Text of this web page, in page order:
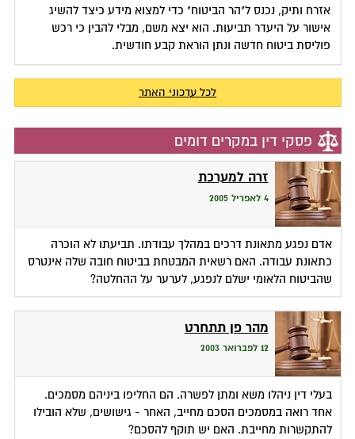
אזרח ותיק, נכנס ל"הר הביטוח" כדי למצוא מידע כיצד להשיג
אישור על היעדר תביעות. הוא יצא משם, מבלי להבין כי רכש
פוליסת ביטוח חדשה ונתן הוראת קבע חודשית.
לכל עדכוני האתר
פסקי דין במקרים דומים
זרה למערכת
4 לאפריל 2005
אדם נפגע מתאונת דרכים במהלך עבודתו. תביעתו לא הוכרה
כתאונת עבודה. האם רשאית המבטחת בביטוח חובה שלה אינטרס
שהביטוח הלאומי ישלם לנפגע, לערער על ההחלטה?
מהר פן תתחרט
12 לפברואר 2003
בעלי דין ניהלו משא ומתן לפשרה. הם החליפו ביניהם מסמכים.
אחד רואה במסמכים הסכם מחייב, האחר - גישושים, שלא הובילו
להתקשרות מחייבת. האם יש תוקף להסכם?